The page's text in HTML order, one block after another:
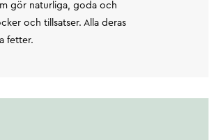
gör naturliga, goda och
och tillsatser. Alla deras
fetter.